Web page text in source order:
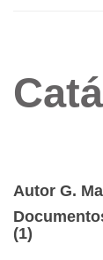
Autor G.
(1)